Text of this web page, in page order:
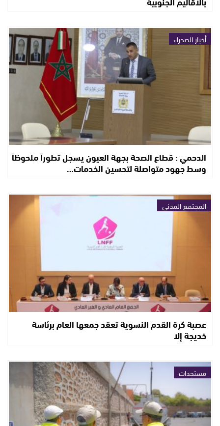
أخبار الصحراء
الدحمي : قطاع الصحة بجهة العيون يسجل تطوراً ملحوظاً
وسط جهود متواصلة لتحسين الخدمات…
المجتمع المدني
عصبة كرة القدم النسوية تعقد جمعها العام برئاسة
خديجة إلا
مستجدات